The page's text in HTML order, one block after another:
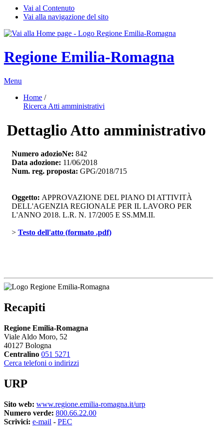
Vai al Contenuto
Vai alla navigazione del sito
Regione Emilia-Romagna
Menu
Home /
Ricerca Atti amministrativi
Dettaglio Atto amministrativo
Numero adozioNe: 842
Data adozione: 11/06/2018
Num. reg. proposta: GPG/2018/715
Oggetto: APPROVAZIONE DEL PIANO DI ATTIVITÀ
DELL'AGENZIA REGIONALE PER IL LAVORO PER
L'ANNO 2018. L.R. N. 17/2005 E SS.MM.II.
> Testo dell'atto (formato .pdf)
Recapiti
Regione Emilia-Romagna
Viale Aldo Moro, 52
40127 Bologna
Centralino 051 5271
Cerca telefoni o indirizzi
URP
Sito web: www.regione.emilia-romagna.it/urp
Numero verde: 800.66.22.00
Scrivici: e-mail - PEC